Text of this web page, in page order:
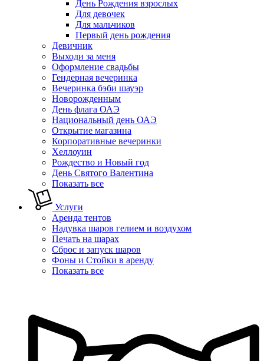
День Рождения взрослых
Для девочек
Для мальчиков
Первый день рождения
Девичник
Выходи за меня
Оформление свадьбы
Гендерная вечеринка
Вечеринка бэби шауэр
Новорожденным
День флага ОАЭ
Национальный день ОАЭ
Открытие магазина
Корпоративные вечеринки
Хеллоуин
Рождество и Новый год
День Святого Валентина
Показать все
Услуги
Аренда тентов
Надувка шаров гелием и воздухом
Печать на шарах
Сброс и запуск шаров
Фоны и Стойки в аренду
Показать все